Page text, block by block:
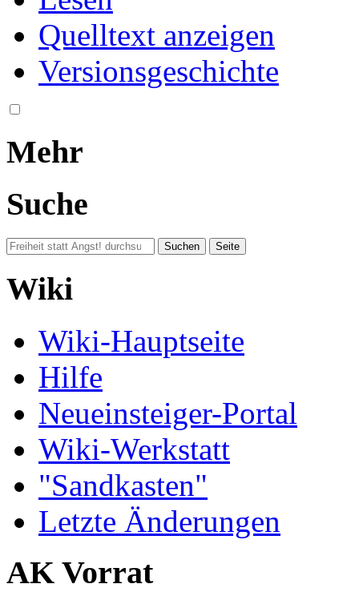
Quelltext anzeigen
Versionsgeschichte
Mehr
Suche
Wiki
Wiki-Hauptseite
Hilfe
Neueinsteiger-Portal
Wiki-Werkstatt
"Sandkasten"
Letzte Änderungen
AK Vorrat